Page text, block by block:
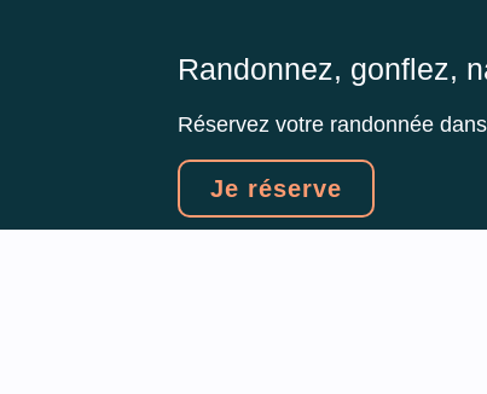
Randonnez, gonflez,
Réservez votre randonnée
Je réserve